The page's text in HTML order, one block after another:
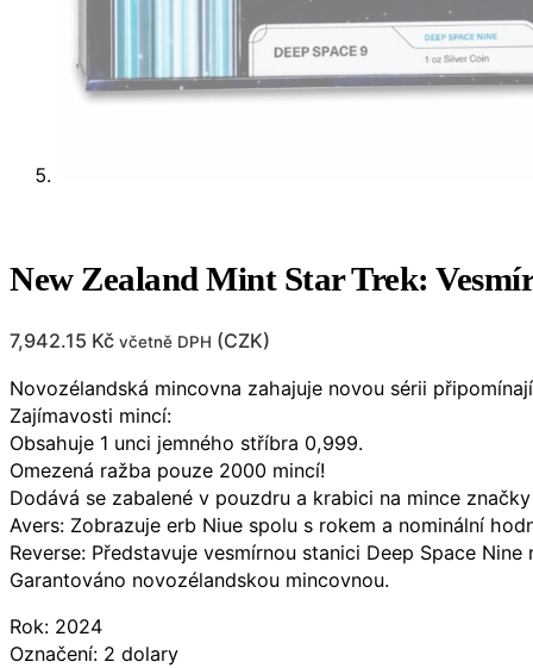
New Zealand Mint Star Trek:
7,942.15 Kč včetně DPH (CZK)
Novozélandská mincovna zahajuje novou sérii
Zajímavosti mincí:
Obsahuje 1 unci jemného stříbra 0,999.
Omezená ražba pouze 2000 mincí!
Dodává se zabalené v pouzdru a krabici na mince
Avers: Zobrazuje erb Niue spolu s rokem a nominální
Reverse: Představuje vesmírnou stanici Deep Space
Garantováno novozélandskou mincovnou.
Rok: 2024
Označení: 2 dolary